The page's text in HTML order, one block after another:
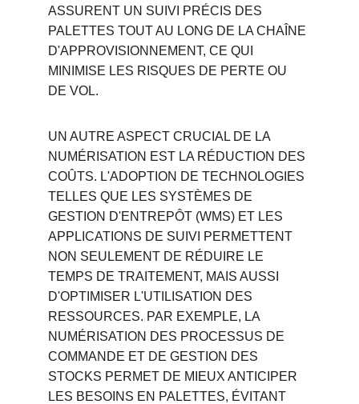
ASSURENT UN SUIVI PRÉCIS DES
PALETTES TOUT AU LONG DE LA CHAÎNE
D'APPROVISIONNEMENT, CE QUI
MINIMISE LES RISQUES DE PERTE OU
DE VOL.
UN AUTRE ASPECT CRUCIAL DE LA
NUMÉRISATION EST LA RÉDUCTION DES
COÛTS. L'ADOPTION DE TECHNOLOGIES
TELLES QUE LES SYSTÈMES DE
GESTION D'ENTREPÔT (WMS) ET LES
APPLICATIONS DE SUIVI PERMETTENT
NON SEULEMENT DE RÉDUIRE LE
TEMPS DE TRAITEMENT, MAIS AUSSI
D'OPTIMISER L'UTILISATION DES
RESSOURCES. PAR EXEMPLE, LA
NUMÉRISATION DES PROCESSUS DE
COMMANDE ET DE GESTION DES
STOCKS PERMET DE MIEUX ANTICIPER
LES BESOINS EN PALETTES, ÉVITANT